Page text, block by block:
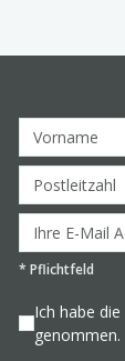
* Pflichtfeld
Ich habe die
genommen.